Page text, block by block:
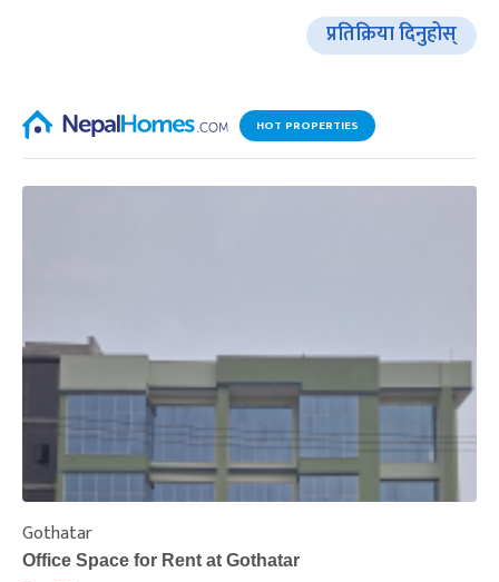
प्रतिक्रिया दिनुहोस्
HOT PROPERTIES
Gothatar
Office Space for Rent at Gothatar